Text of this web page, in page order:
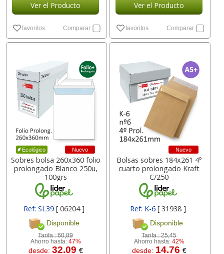
Ver el Producto
favoritos Comparar
Ver el Producto
favoritos Comparar
Ecológico Nuevo
Sobres bolsa 260x360 folio
prolongado Blanco 250u,
100grs
Ref: SL39[ 06204 ]
Disponible
Tarifa :60,89
Ahorro hasta: 47%
desde: 32.09 €
Nuevo
Bolsas sobres 184x261 4º
cuarto prolongado Kraft
C/250
Ref: K-6 [ 31938 ]
Disponible
Tarifa :25,45
Ahorro hasta: 42%
desde: 14.76 €